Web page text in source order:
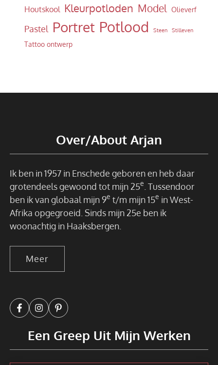
Houtskool Kleurpotloden Model Olieverf
Pastel Portret Potlood Steen Stilleven
Tattoo ontwerp
Over/About Arjan
Ik ben in 1957 in Enschede geboren en heb daar
grotendeels gewoond tot mijn 25e . Tussendoor
ben ik van globaal mijn 9e t/m mijn 15e in West-
Afrika opgegroeid. Sinds mijn 25e ben ik
woonachtig in Haaksbergen.
Meer
Een Greep Uit Mijn Werken